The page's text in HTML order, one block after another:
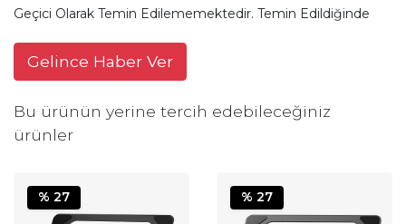
Geçici Olarak Temin Edilememektedir. Temin Edildiğinde
Gelince Haber Ver
Bu ürünün yerine tercih edebileceğiniz
ürünler
% 27 % 27